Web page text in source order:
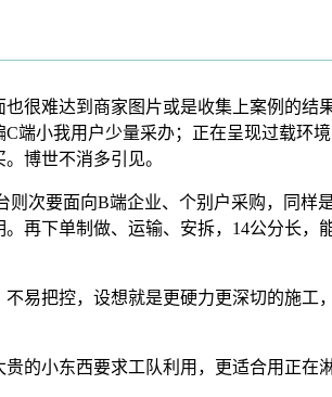
难达到商家图片或是收集上案例的结
端小我用户少量采办；正在呈现过载环
博世不消多引见。
要面向B端企业、个别户采购，同样
再下单制做、运输、安拆，14公分长
把控，设想就是更硬力更深切的施工
小东西要求工队利用，更适合用正在